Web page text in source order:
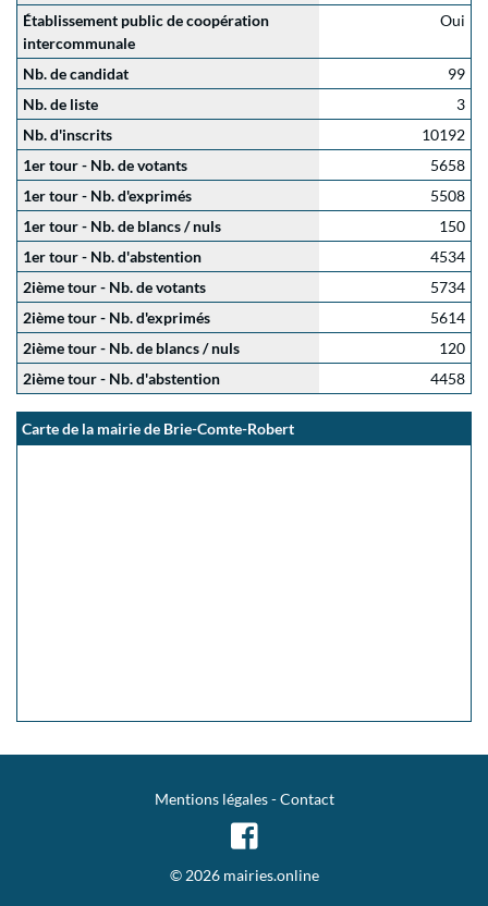
Établissement public de coopération
intercommunale
Oui
Nb. de candidat
99
Nb. de liste
3
Nb. d'inscrits
10192
1er tour - Nb. de votants
5658
1er tour - Nb. d'exprimés
5508
1er tour - Nb. de blancs / nuls
150
1er tour - Nb. d'abstention
4534
2ième tour - Nb. de votants
5734
2ième tour - Nb. d'exprimés
5614
2ième tour - Nb. de blancs / nuls
120
2ième tour - Nb. d'abstention
4458
Carte de la mairie de Brie-Comte-Robert
Mentions légales-Contact
© 2026 mairies.online